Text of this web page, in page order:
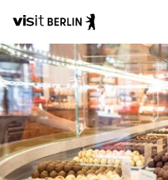
Pasar
al
contenido
principal
Portal
oficial
de
turismo
de
Berlín